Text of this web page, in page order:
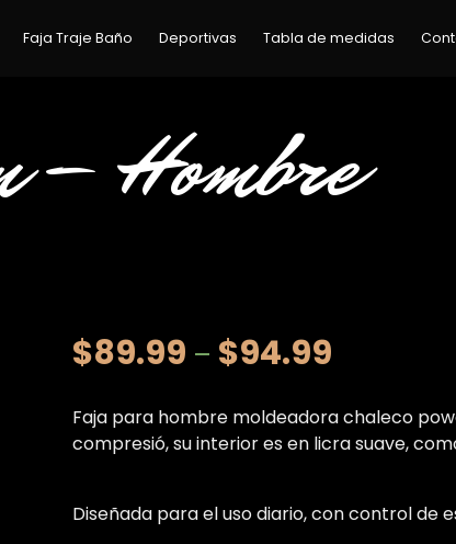
Faja Traje Baño Deportivas Tabla de medidas
Hombre
$89.99 – $94.99
Faja para hombre moldeadora chaleco
compresió, su interior es en licra suave,
Diseñada para el uso diario, con control de